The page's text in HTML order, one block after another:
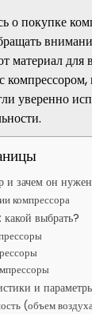
о покупке
материал
уверенно
и зачем он
компрессора
выбрать?
и
(объем